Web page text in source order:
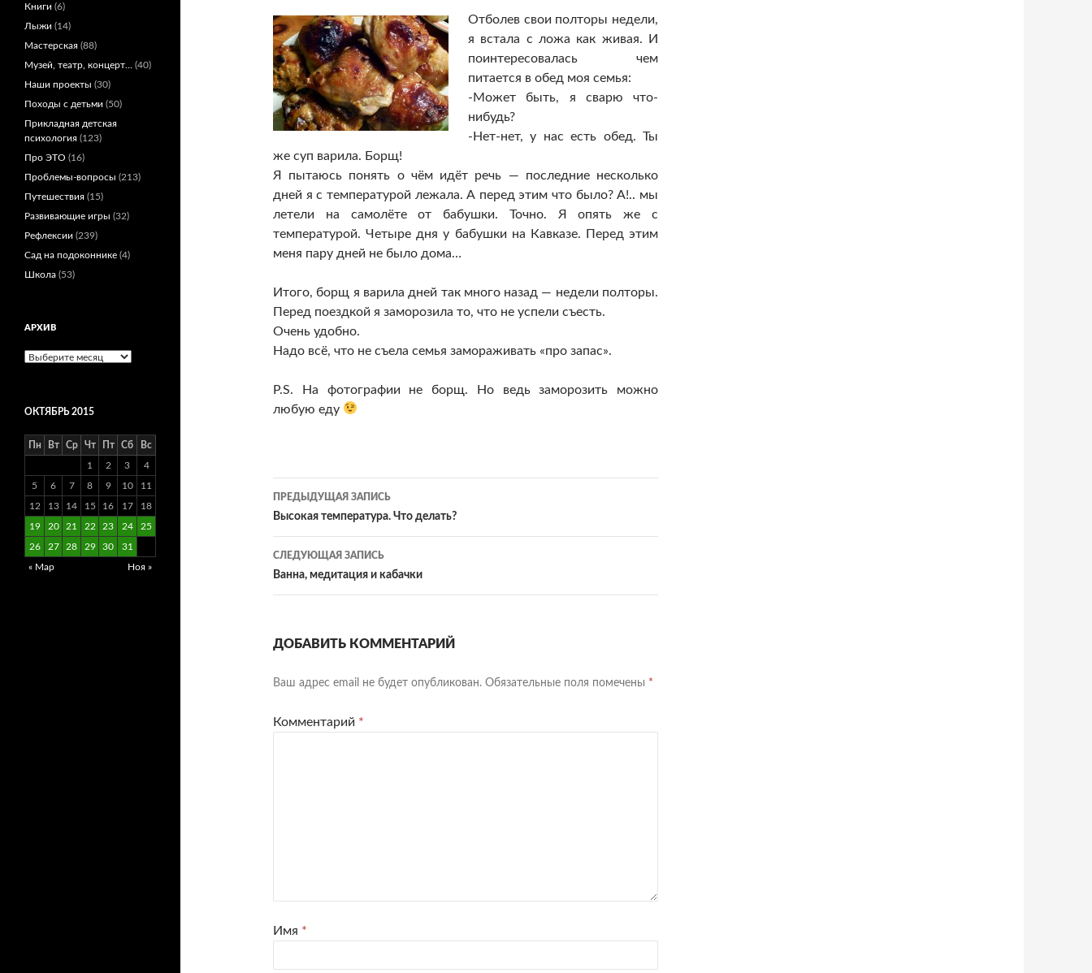
Отболев свои полторы недели,
я встала с ложа как живая. И
поинтересовалась чем
питается в обед моя семья:
-Может быть, я сварю что-
нибудь?
-Нет-нет, у нас есть обед. Ты
же суп варила. Борщ!
Я пытаюсь понять о чём идёт речь — последние несколько
дней я с температурой лежала. А перед этим что было? А!.. мы
летели на самолёте от бабушки. Точно. Я опять же с
температурой. Четыре дня у бабушки на Кавказе. Перед этим
меня пару дней не было дома…
Итого, борщ я варила дней так много назад — недели полторы.
Перед поездкой я заморозила то, что не успели съесть.
Очень удобно.
Надо всё, что не съела семья замораживать «про запас».
P.S. На фотографии не борщ. Но ведь заморозить можно
любую еду
Навигация
по
записям
ПРЕДЫДУЩАЯ ЗАПИСЬ
Высокая температура. Что делать?
СЛЕДУЮЩАЯ ЗАПИСЬ
Ванна, медитация и кабачки
ДОБАВИТЬ КОММЕНТАРИЙ
Ваш адрес email не будет опубликован. Обязательные поля помечены *
Комментарий *
Имя *
Книги (6)
Лыжи (14)
Мастерская (88)
Музей, театр, концерт… (40)
Наши проекты (30)
Походы с детьми (50)
Прикладная детская
психология (123)
Про ЭТО (16)
Проблемы-вопросы (213)
Путешествия (15)
Развивающие игры (32)
Рефлексии (239)
Сад на подоконнике (4)
Школа (53)
АРХИВ
Архив
ОКТЯБРЬ 2015
Пн Вт Ср Чт Пт Сб Вс
1 2 3 4
5 6 7 8 9 10 11
12 13 14 15 16 17 18
19 20 21 22 23 24 25
26 27 28 29 30 31
« Мар Ноя »